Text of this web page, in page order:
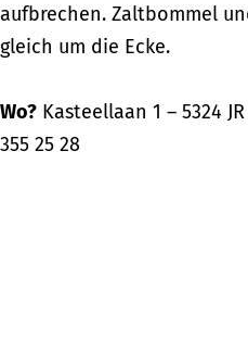
aufbrechen. Zaltbommel
gleich um die Ecke.
Wo? Kasteellaan 1 – 5324
355 25 28